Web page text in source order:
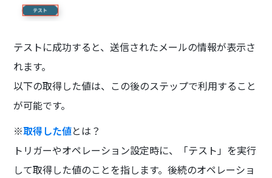
テストに成功すると、送信されたメールの情報が表示さ
れます。
以下の取得した値は、この後のステップで利用すること
が可能です。
※取得した値とは？
トリガーやオペレーション設定時に、「テスト」を実行
して取得した値のことを指します。後続のオペレーショ